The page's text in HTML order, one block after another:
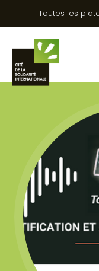
Toutes les